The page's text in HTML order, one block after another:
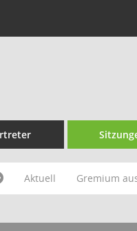
Aktuell Gremium